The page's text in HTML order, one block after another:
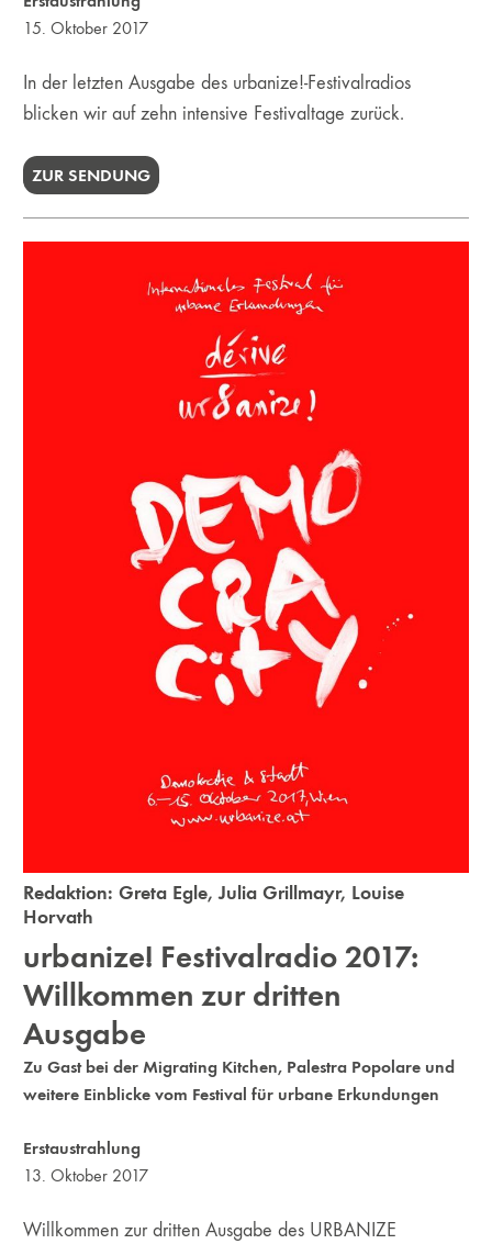
15. Oktober 2017
In der letzten Ausgabe des urbanize!-Festivalradios
blicken wir auf zehn intensive Festivaltage zurück.
ZUR SENDUNG
Redaktion:Greta Egle,Julia Grillmayr, Louise
Horvath
urbanize! Festivalradio 2017:
Willkommen zur dritten
Ausgabe
Zu Gast bei der Migrating Kitchen, Palestra Popolare und
weitere Einblicke vom Festival für urbane Erkundungen
Erstaustrahlung
13. Oktober 2017
Willkommen zur dritten Ausgabe des URBANIZE